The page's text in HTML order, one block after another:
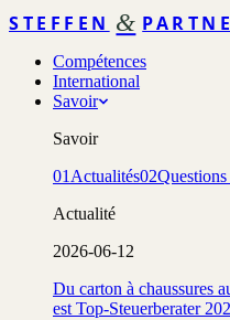
STEFFEN &
Compétences
International
Savoir
Savoir
01 Actualités02
Actualité
2026-06-12
Du carton à chaussures
est Top-Steuerberater